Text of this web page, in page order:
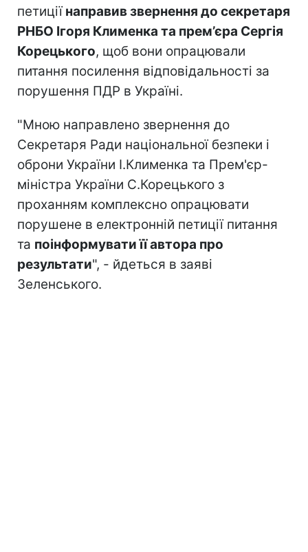
петиціїнаправив звернення до секретаря
РНБО Ігоря Клименка та прем’єра Сергія
Корецького, щоб вони опрацювали
питання посилення відповідальності за
порушення ПДР в Україні.
"Мною направлено звернення до
Секретаря Ради національної безпеки і
оброни України І.Клименка та Прем'єр-
міністра України С.Корецького з
проханням комплексно опрацювати
порушене в електронній петиції питання
та поінформувати її автора про
результати", - йдеться в заяві
Зеленського.